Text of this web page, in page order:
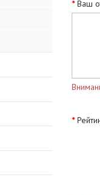
Ваш